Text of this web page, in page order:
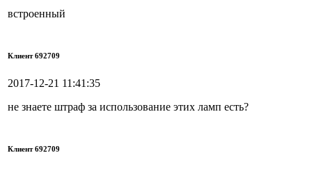
встроенный
Клиент 692709
2017-12-21 11:41:35
не знаете штраф за использование этих ламп есть?
Клиент 692709